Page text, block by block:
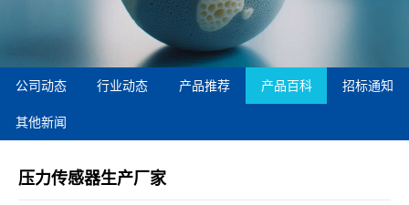
公司动态 行业动态 产品推荐 产品百科 招标通知
其他新闻
压力传感器生产厂家